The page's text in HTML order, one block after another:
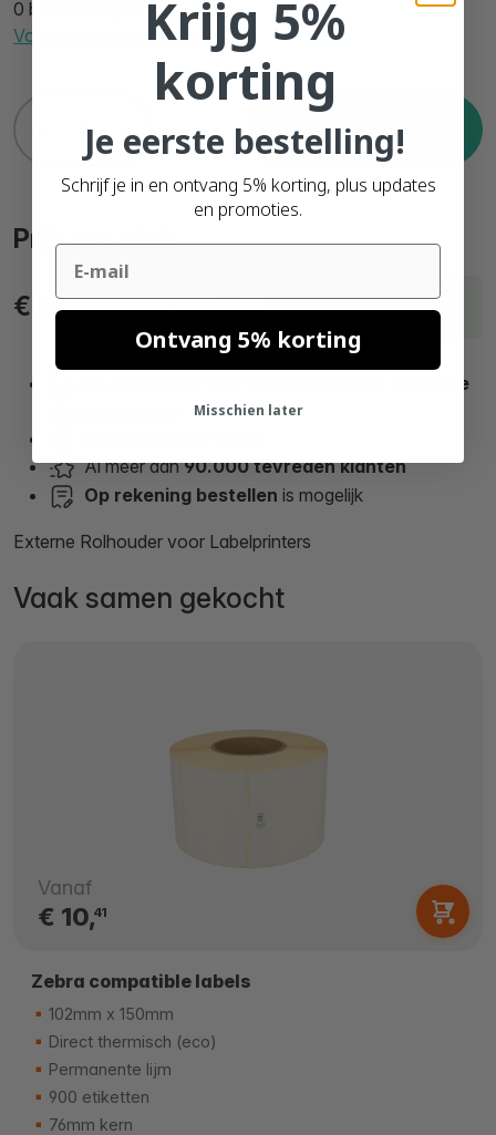
0 beoordelingen
Voeg je beoordeling toe
Toevoegen aan
winkelwagentje
Prijs per stuk
€ 72,59BTW
€ 59,99BTW
Levering binnen 1
dezelfde
Al meer dan90.000 tevreden klanten
Op rekening bestellen is mogelijk
Externe Rolhouder voor Labelprinters
Vaak samen gekocht
Vanaf
€ 10,41
Zebra compatible labels
102mm x 150mm
Direct thermisch (eco)
Permanente lijm
900 etiketten
76mm kern
Krijg 5%
korting
Je eerste bestelling!
Schrijf je in en ontvang 5% korting, plus updates
en promoties.
Email
Ontvang 5% korting
Misschien later